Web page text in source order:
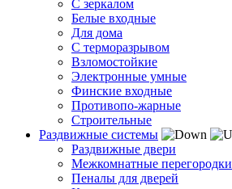
С зеркалом
Белые входные
Для дома
С терморазрывом
Взломостойкие
Электронные умные
Финские входные
Противопо-жарные
Строительные
Раздвижные системы
Раздвижные двери
Межкомнатные перегородки
Пеналы для дверей